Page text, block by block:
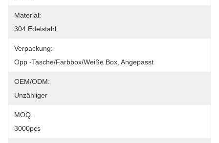
Material:
304 Edelstahl
Verpackung:
Opp -Tasche/Farbbox/weiße Box, Angepasst
OEM/ODM:
Unzähliger
MOQ:
3000pcs